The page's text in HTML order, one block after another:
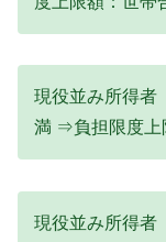
現役並み所得者
満 ⇒負担限度上
現役並み所得者